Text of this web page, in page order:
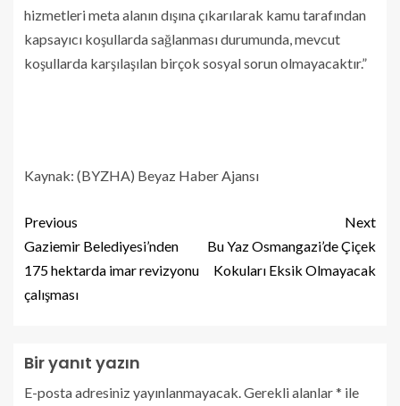
hizmetleri meta alanın dışına çıkarılarak kamu tarafından
kapsayıcı koşullarda sağlanması durumunda, mevcut
koşullarda karşılaşılan birçok sosyal sorun olmayacaktır.”
Kaynak: (BYZHA) Beyaz Haber Ajansı
Previous
Gaziemir Belediyesi’nden
175 hektarda imar revizyonu
çalışması
Next
Bu Yaz Osmangazi’de Çiçek
Kokuları Eksik Olmayacak
Bir yanıt yazın
E-posta adresiniz yayınlanmayacak. Gerekli alanlar* ile